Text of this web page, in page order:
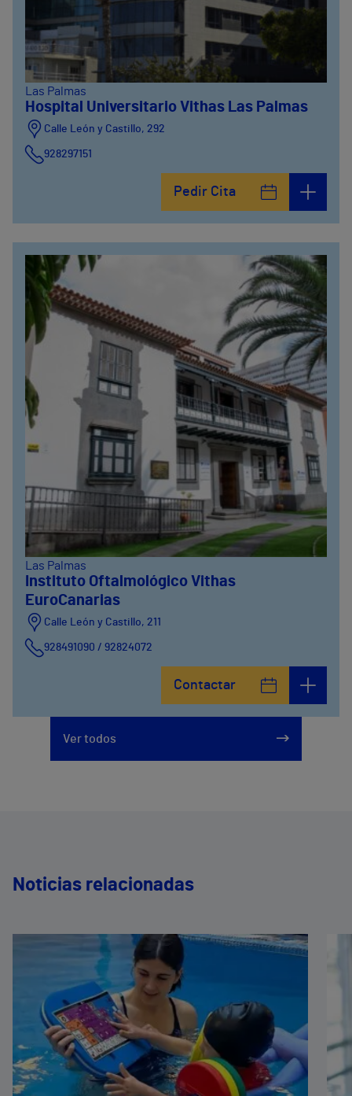
Las Palmas
Hospital Universitario Vithas Las Palmas
Calle León y Castillo, 292
928297151
Pedir Cita
Las Palmas
Instituto Oftalmológico Vithas
EuroCanarias
Calle León y Castillo, 211
928491090 / 92824072
Contactar
Ver todos
Noticias relacionadas